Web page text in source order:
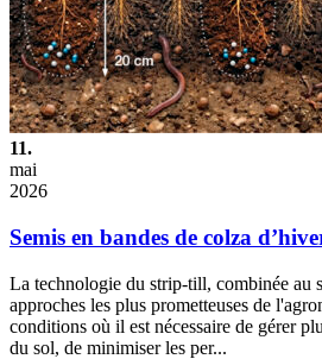
11.
mai
2026
Semis en bandes de colza
La technologie du strip-till, combinée au
approches les plus prometteuses de
conditions où il est nécessaire de gérer
du sol, de minimiser les per...